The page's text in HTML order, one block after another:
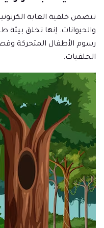
تتضمن خلفية الغابة
والحيوانات. إنها تخلق
رسوم الأطفال المتحركة
الخلفيات.